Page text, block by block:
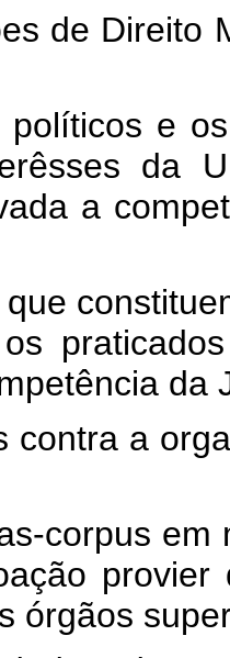
de Direito
e
da
a
da
contra a
corpus em
provier
órgãos